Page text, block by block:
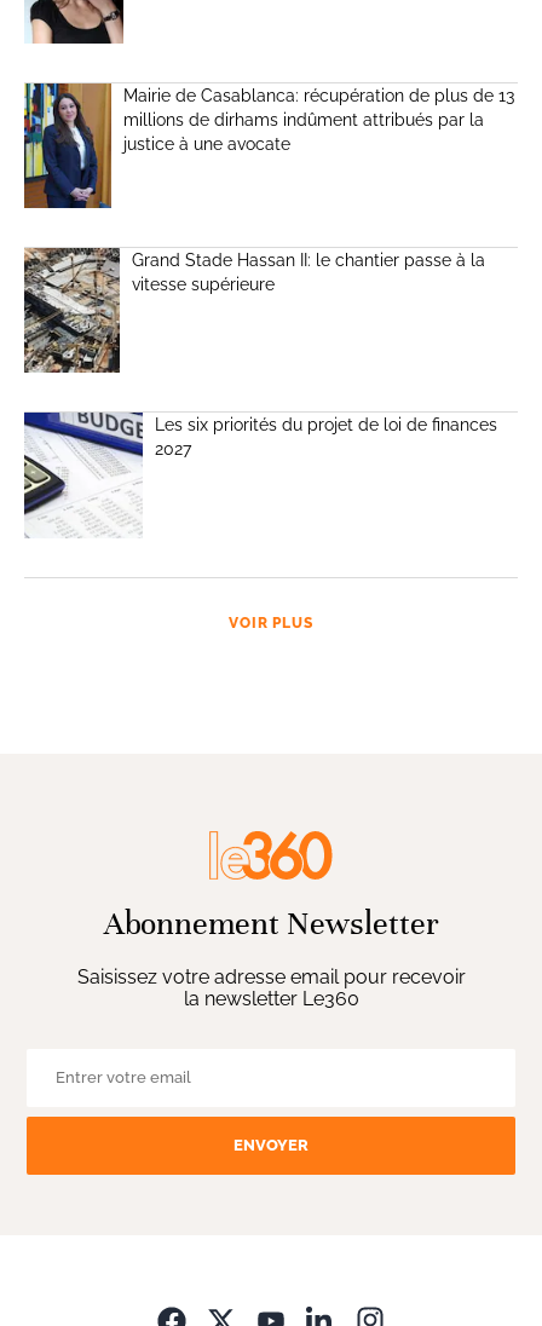
Mairie de Casablanca: récupération de plus de 13
millions de dirhams indûment attribués par la
justice à une avocate
Grand Stade Hassan II: le chantier passe à la
vitesse supérieure
Les six priorités du projet de loi de finances
2027
VOIR PLUS
Abonnement Newsletter
Saisissez votre adresse email pour recevoir
la newsletter Le360
ENVOYER